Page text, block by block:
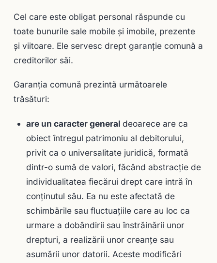
Cel care este obligat personal răspunde cu
toate bunurile sale mobile şi imobile, prezente
şi viitoare. Ele servesc drept garanţie comună a
creditorilor săi.
Garanţia comună prezintă următoarele
trăsături:
are un caracter general deoarece are ca
obiect întregul patrimoniu al debitorului,
privit ca o universalitate juridică, formată
dintr-o sumă de valori, făcând abstracţie de
individualitatea fiecărui drept care intră în
conţinutul său. Ea nu este afectată de
schimbările sau fluctuaţiile care au loc ca
urmare a dobândirii sau înstrăinării unor
drepturi, a realizării unor creanţe sau
asumării unor datorii. Aceste modificări